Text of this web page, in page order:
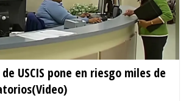
USCIS pone en riesgo miles de